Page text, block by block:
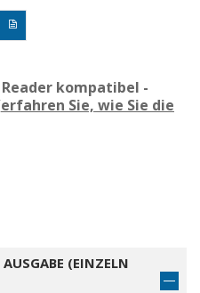
kompatibel -
erfahren Sie, wie Sie die
AUSGABE (EINZELN